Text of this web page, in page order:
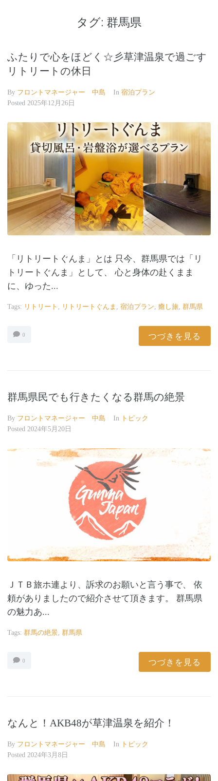
タグ: 群馬県
ふたりで心をほどく☆彡草津温泉で過ごす
リトリートの休日
By フロントマネージャー 中島 In 宿泊プラン
Posted 2025年12月26日
「リトリートぐんま」とは 只今、群馬県では「リ
トリートぐんま」として、 心と身体の赴くまま
に、ゆった...
Tags: リトリート , リトリートぐんま , 宿泊プラン, 癒し旅, 群馬県
0 つづきを見る
群馬県民でも行きたくなる群馬の絶景
By フロントマネージャー 中島 In
トピック
Posted 2024年5月20日
ＪＴＢ旅ホ連より、訴求のお願いと言う事で、 依
頼がありましたので紹介させて頂きます。 群馬県
の魅力あ...
Tags: 群馬の絶景, 群馬県
0 つづきを見る
なんと！AKB48が草津温泉を紹介！
By フロントマネージャー 中島 In
トピック
Posted 2024年3月8日